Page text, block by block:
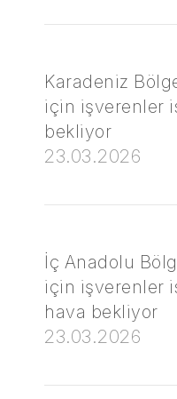
Karadeniz
için işverenler
bekliyor
23.03.2026
İç Anadolu
için işverenler
hava bekliyor
23.03.2026